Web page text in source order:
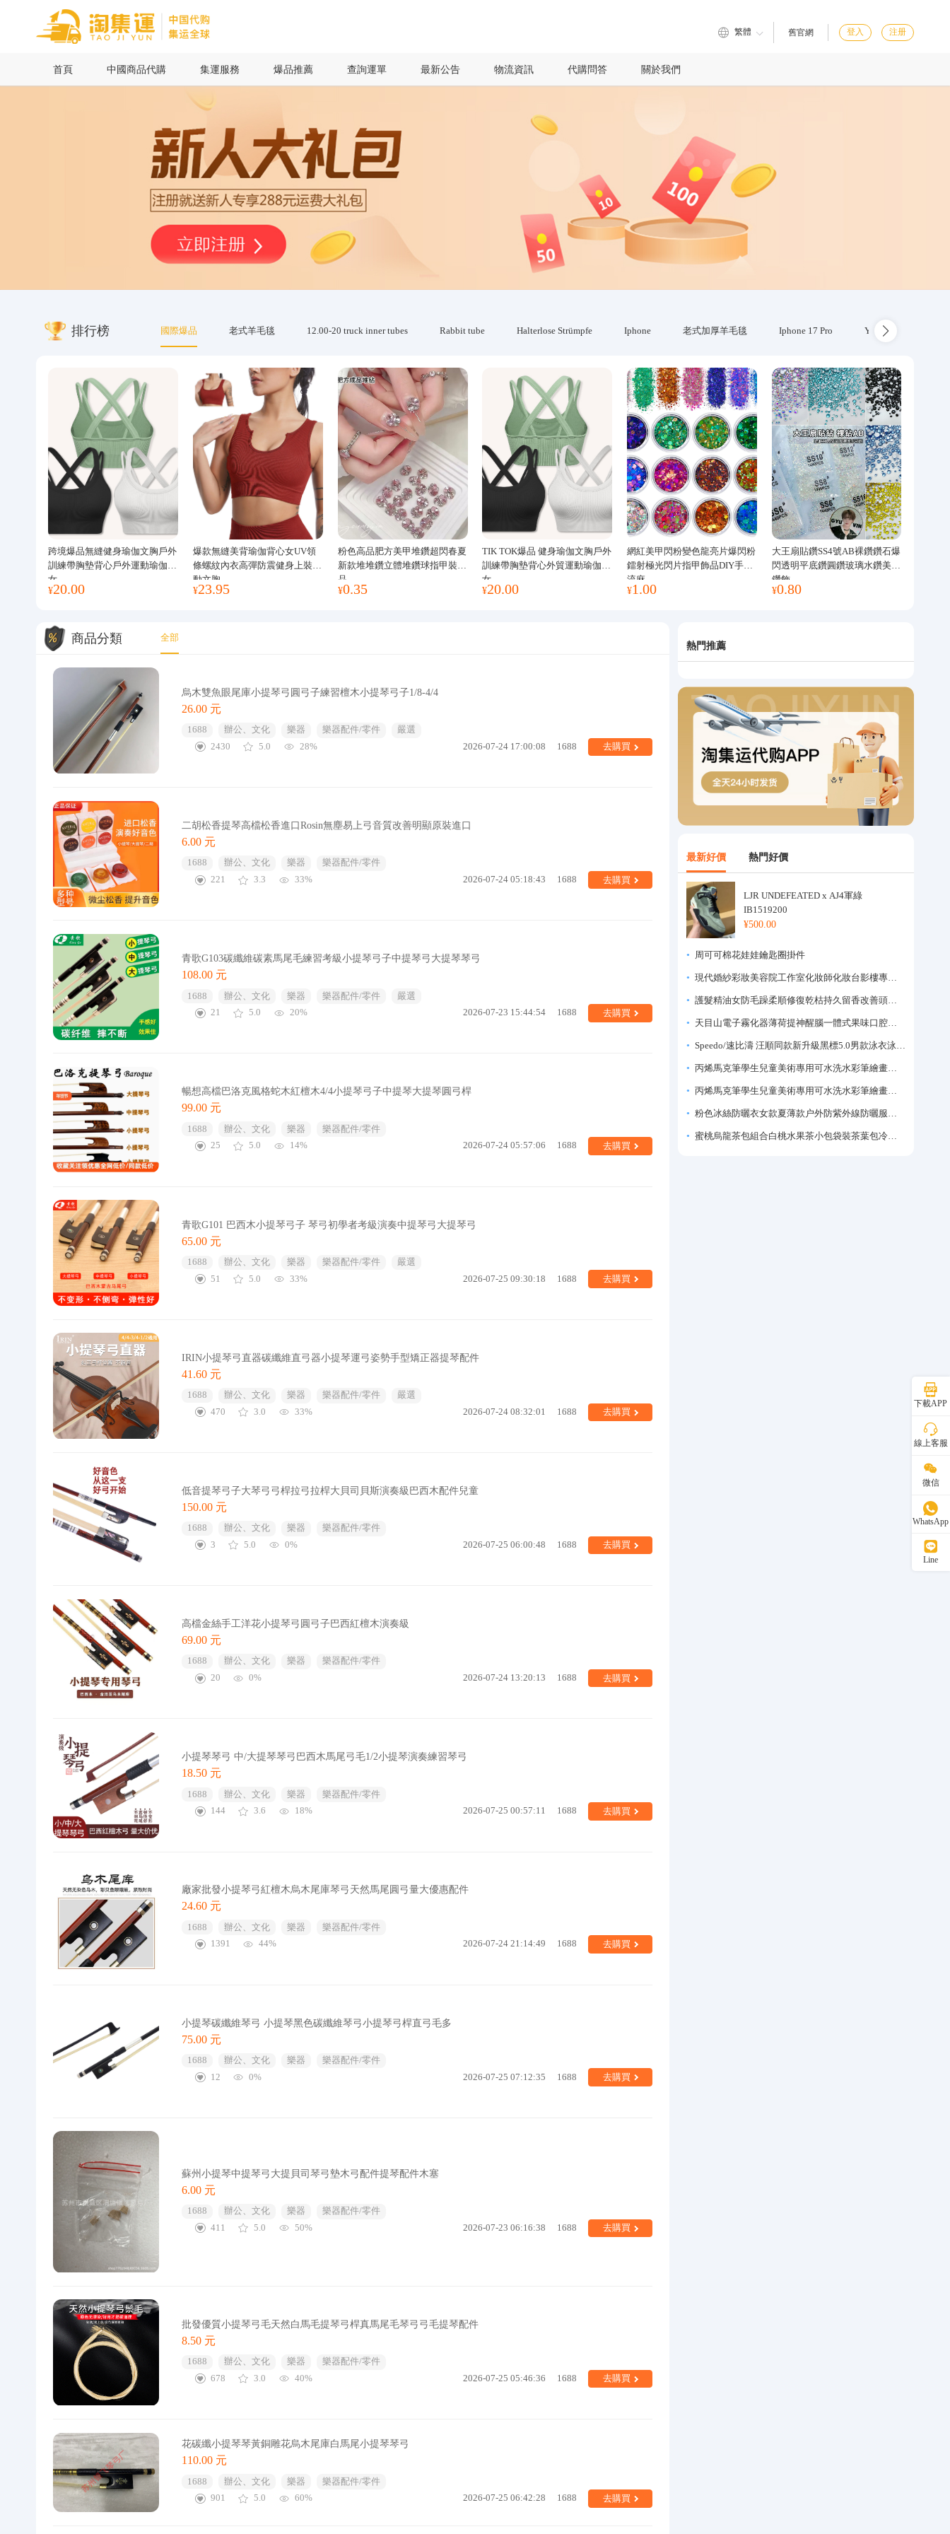
繁體 舊官網 登入 注册
首頁 中國商品代購 集運服務 爆品推薦 查詢運單 最新公告 物流資訊 代購問答 關於我們
排行榜 國際爆品 老式羊毛毯 12.00-20 truck inner tubes Rabbit tube Halterlose Strümpfe Iphone 老式加厚羊毛毯 Iphone 17 Pro Yubikey
跨境爆品無縫健身瑜伽文胸戶外
訓練帶胸墊背心戶外運動瑜伽服
女
¥20.00
爆款無縫美背瑜伽背心女UV領
條螺紋內衣高彈防震健身上裝運
動文胸
¥23.95
粉色高品肥方美甲堆鑽超閃春夏
新款堆堆鑽立體堆鑽球指甲裝飾
品
¥0.35
TIK TOK爆品 健身瑜伽文胸戶外
訓練帶胸墊背心外貿運動瑜伽服
女
¥20.00
網紅美甲閃粉變色龍亮片爆閃粉
鐳射極光閃片指甲飾品DIY手工
流麻
¥1.00
大王扇貼鑽SS4號AB裸鑽鑽石爆
閃透明平底鑽圓鑽玻璃水鑽美甲
鑽飾
¥0.80
商品分類 全部
烏木雙魚眼尾庫小提琴弓圓弓子練習檀木小提琴弓子1/8-4/4
26.00 元
1688 辦公、文化 樂器 樂器配件/零件
嚴選
2430
5.0 28% 2026-07-24 17:00:08 1688 去購買
二胡松香提琴高檔松香進口Rosin無塵易上弓音質改善明顯原裝進口
6.00 元
1688 辦公、文化 樂器
樂器配件/零件
221
3.3 33% 2026-07-24 05:18:43 1688 去購買
青歌G103碳纖維碳素馬尾毛練習考級小提琴弓子中提琴弓大提琴琴弓
108.00 元
1688 辦公、文化 樂器 樂器配件/零件
嚴選
21
5.0 20% 2026-07-23 15:44:54 1688 去購買
暢想高檔巴洛克風格蛇木紅檀木4/4小提琴弓子中提琴大提琴圓弓桿
99.00 元
1688 辦公、文化 樂器
樂器配件/零件
25
5.0 14% 2026-07-24 05:57:06 1688 去購買
青歌G101 巴西木小提琴弓子 琴弓初學者考級演奏中提琴弓大提琴弓
65.00 元
1688 辦公、文化 樂器 樂器配件/零件
嚴選
51
5.0 33% 2026-07-25 09:30:18 1688 去購買
IRIN小提琴弓直器碳纖維直弓器小提琴運弓姿勢手型矯正器提琴配件
41.60 元
1688 辦公、文化 樂器 樂器配件/零件
嚴選
470
3.0 33% 2026-07-24 08:32:01 1688 去購買
低音提琴弓子大琴弓弓桿拉弓拉桿大貝司貝斯演奏級巴西木配件兒童
150.00 元
1688 辦公、文化 樂器
樂器配件/零件
3
5.0 0% 2026-07-25 06:00:48 1688 去購買
高檔金絲手工洋花小提琴弓圓弓子巴西紅檀木演奏級
69.00 元
1688 辦公、文化 樂器
樂器配件/零件
20
0% 2026-07-24 13:20:13 1688 去購買
小提琴琴弓 中/大提琴琴弓巴西木馬尾弓毛1/2小提琴演奏練習琴弓
18.50 元
1688 辦公、文化 樂器
樂器配件/零件
144
3.6 18% 2026-07-25 00:57:11 1688 去購買
廠家批發小提琴弓紅檀木烏木尾庫琴弓天然馬尾圓弓量大優惠配件
24.60 元
1688 辦公、文化 樂器
樂器配件/零件
1391
44% 2026-07-24 21:14:49 1688 去購買
小提琴碳纖維琴弓 小提琴黑色碳纖維琴弓小提琴弓桿直弓毛多
75.00 元
1688 辦公、文化 樂器
樂器配件/零件
12
0% 2026-07-25 07:12:35 1688 去購買
蘇州小提琴中提琴弓大提貝司琴弓墊木弓配件提琴配件木塞
6.00 元
1688 辦公、文化 樂器
樂器配件/零件
411
5.0 50% 2026-07-23 06:16:38 1688 去購買
批發優質小提琴弓毛天然白馬毛提琴弓桿真馬尾毛琴弓弓毛提琴配件
8.50 元
1688 辦公、文化 樂器
樂器配件/零件
678
3.0 40% 2026-07-25 05:46:36 1688 去購買
花碳纖小提琴琴黃銅雕花烏木尾庫白馬尾小提琴琴弓
110.00 元
1688 辦公、文化 樂器
樂器配件/零件
901
5.0 60% 2026-07-25 06:42:28 1688 去購買
熱門推薦
最新好價 熱門好價
LJR UNDEFEATED x AJ4軍綠
IB1519200
¥500.00
周可可棉花娃娃鑰匙圈掛件
現代婚紗彩妝美容院工作室化妝師化妝台影樓專業化妝師專用梳妝台
護髮精油女防毛躁柔順修復乾枯持久留香改善頭髮毛躁柔順劑神器
天目山電子霧化器薄荷提神醒腦一體式果味口腔噴霧吸入式戒煙神器
Speedo/速比濤 汪順同款新升級黑標5.0男款泳衣泳褲溫泉游泳套裝
丙烯馬克筆學生兒童美術專用可水洗水彩筆繪畫彩色塗鴉畫筆不透色可疊色防水手繪diy丙烯顏料筆水性填色筆
丙烯馬克筆學生兒童美術專用可水洗水彩筆繪畫彩色塗鴉畫筆不透色可疊色防水手繪diy丙烯顏料筆水性填色筆
粉色冰絲防曬衣女款夏薄款户外防紫外線防曬服修身緊身短外套上衣
蜜桃烏龍茶包組合白桃水果茶小包袋裝茶葉包冷泡茶泡水喝的東西
下載APP
線上客服
微信
WhatsApp
Line